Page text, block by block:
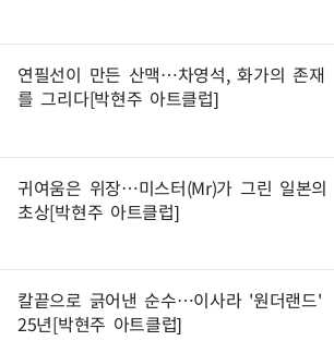
연필선이 만든 산맥…차영석, 화가의 존재
를 그리다[박현주 아트클럽]
귀여움은 위장…미스터(Mr)가 그린 일본의
초상[박현주 아트클럽]
칼끝으로 긁어낸 순수…이사라 '원더랜드'
25년[박현주 아트클럽]